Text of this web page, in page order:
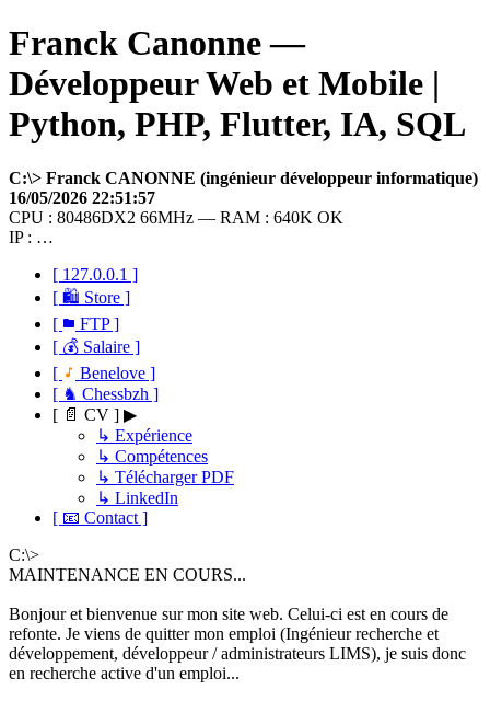
Franck Canonne —
Développeur Web et Mobile |
Python, PHP, Flutter, IA, SQL
C:\> Franck CANONNE (ingénieur développeur informatique)
16/05/2026 22:51:57
CPU : 80486DX2 66MHz — RAM : 640K OK
IP : …
[ 127.0.0.1 ]
[ 🛍 Store ]
[
FTP ]
[ 💰 Salaire ]
[
Benelove ]
[ ♞ Chessbzh ]
[ 📄 CV ] ▶
↳ Expérience
↳ Compétences
↳ Télécharger PDF
↳ LinkedIn
[ 📧 Contact ]
C:\>
MAINTENANCE EN COURS...
Bonjour et bienvenue sur mon site web. Celui-ci est en cours de
refonte. Je viens de quitter mon emploi (Ingénieur recherche et
développement, développeur / administrateurs LIMS), je suis donc
en recherche active d'un emploi...